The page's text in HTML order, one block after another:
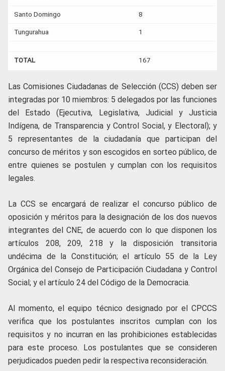
Santo Domingo 8
Tungurahua 1
TOTAL 167
Las Comisiones Ciudadanas de Selección (CCS) deben ser
integradas por 10 miembros: 5 delegados por las funciones
del Estado (Ejecutiva, Legislativa, Judicial y Justicia
Indígena, de Transparencia y Control Social, y Electoral); y
5 representantes de la ciudadanía que participan del
concurso de méritos y son escogidos en sorteo público, de
entre quienes se postulen y cumplan con los requisitos
legales.
La CCS se encargará de realizar el concurso público de
oposición y méritos para la designación de los dos nuevos
integrantes del CNE, de acuerdo con lo que disponen los
artículos 208, 209, 218 y la disposición transitoria
undécima de la Constitución; el artículo 55 de la Ley
Orgánica del Consejo de Participación Ciudadana y Control
Social; y el artículo 24 del Código de la Democracia.
Al momento, el equipo técnico designado por el CPCCS
verifica que los postulantes inscritos cumplan con los
requisitos y no incurran en las prohibiciones establecidas
para este proceso. Los postulantes que se consideren
perjudicados pueden pedir la respectiva reconsideración.